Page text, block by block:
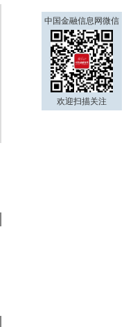
中国金融信息网微信
欢迎扫描关注